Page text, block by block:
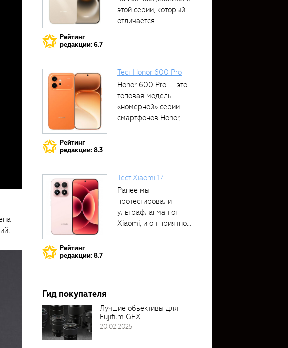
Рейтинг
редакции: 6.7
этой серии, который
отличается...
Рейтинг
редакции: 8.3
Тест Honor 600 Pro
Honor 600 Pro — это
топовая модель
«номерной» серии
смартфонов Honor,...
Рейтинг
редакции: 8.7
Тест Xiaomi 17
Ранее мы
протестировали
ультрафлагман от
Xiaomi, и он приятно
Гид покупателя
Лучшие объективы для
Fujifilm GFX
20.02.2025